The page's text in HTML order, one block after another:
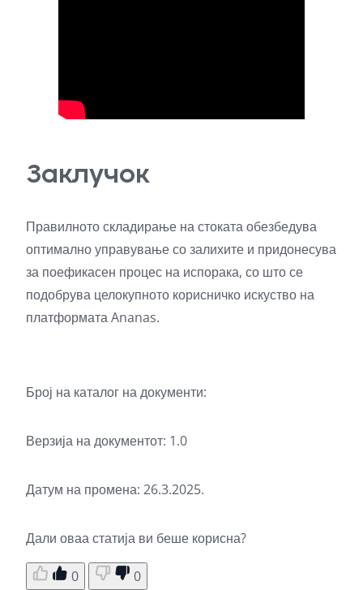
Заклучок
Правилното складирање на стоката обезбедува
оптимално управување со залихите и придонесува
за поефикасен процес на испорака, со што се
подобрува целокупното корисничко искуство на
платформата Ananas.
Број на каталог на документи:
Верзија на документот: 1.0
Датум на промена: 26.3.2025.
Дали оваа статија ви беше корисна?
0 0